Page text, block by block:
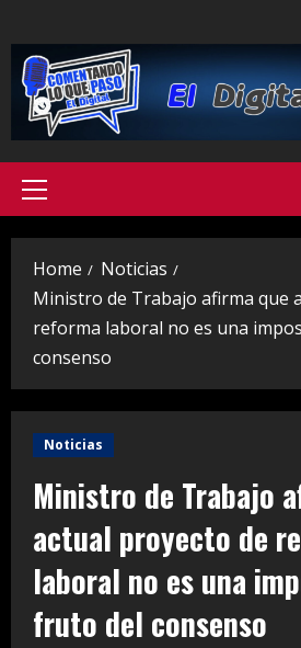
to
content
Primary
Home
Noticias
Ministro de Trabajo afirma que
reforma laboral no es una
consenso
Noticias
Ministro de Trabajo
actual proyecto de
laboral no es una
fruto del consenso